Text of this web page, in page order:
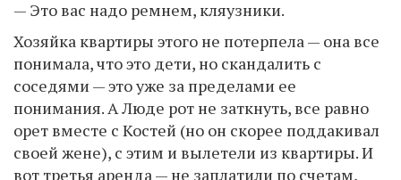
— Это вас надо ремнем, кляузники.
Хозяйка квартиры этого не потерпела — она все
понимала, что это дети, но скандалить с
соседями — это уже за пределами ее
понимания. А Люде рот не заткнуть, все равно
орет вместе с Костей (но он скорее поддакивал
своей жене), с этим и вылетели из квартиры. И
вот третья аренда — не заплатили по счетам,